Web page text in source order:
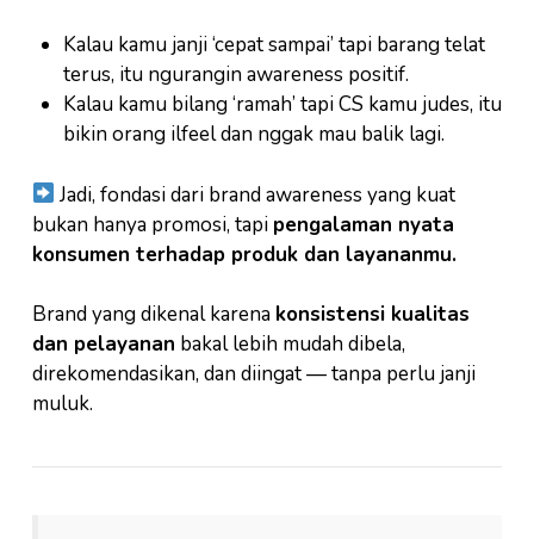
Kalau kamu janji ‘cepat sampai’ tapi barang telat
terus, itu ngurangin awareness positif.
Kalau kamu bilang ‘ramah’ tapi CS kamu judes, itu
bikin orang ilfeel dan nggak mau balik lagi.
Jadi, fondasi dari brand awareness yang kuat
bukan hanya promosi, tapi pengalaman nyata
konsumen terhadap produk dan layananmu.
Brand yang dikenal karena konsistensi kualitas
dan pelayanan bakal lebih mudah dibela,
direkomendasikan, dan diingat — tanpa perlu janji
muluk.